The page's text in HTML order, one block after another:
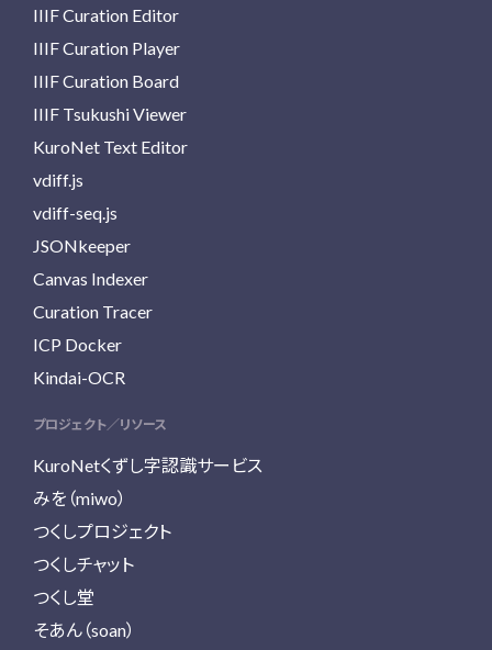
IIIF Curation Editor
IIIF Curation Player
IIIF Curation Board
IIIF Tsukushi Viewer
KuroNet Text Editor
vdiff.js
vdiff-seq.js
JSONkeeper
Canvas Indexer
Curation Tracer
ICP Docker
Kindai-OCR
プロジェクト／リソース
KuroNetくずし字認識サービス
みを（miwo）
つくしプロジェクト
つくしチャット
つくし堂
そあん（soan）